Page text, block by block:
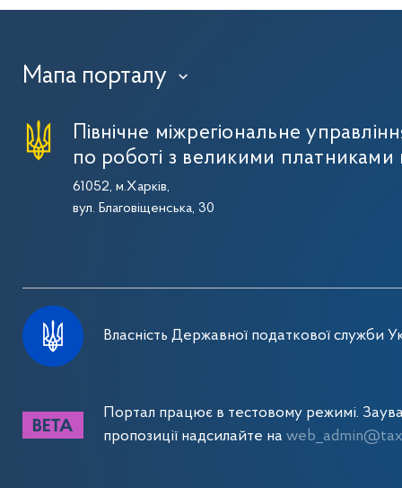
Мапа порталу ›
Північне міжрегіональне
по роботі з великими платниками
61052, м.Харків,
вул. Благовіщенська, 30
Власність Державної податкової служби
Портал працює в тестовому режимі.
пропозиції надсилайте на